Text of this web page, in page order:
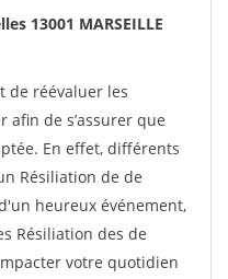
13001 MARSEILLE
de réévaluer les
afin de s’assurer que
En effet, différents
Résiliation de de
heureux événement,
Résiliation des de
votre quotidien